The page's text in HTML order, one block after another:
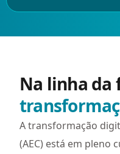
Na linha da
A transformação
(AEC) está em pleno